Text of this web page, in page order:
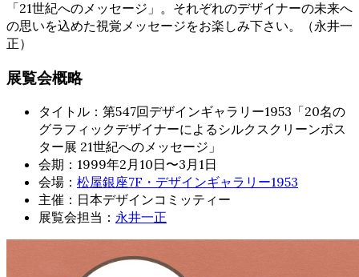
「21世紀へのメッセージ」。それぞれのデザイナーの未来へ
の思いを込めた視覚メッセージをお楽しみ下さい。（永井一
正）
展覧会概略
タイトル：第547回デザインギャラリー1953「20名の
グラフィックデザイナーによるシルクスクリーンポス
ター展 21世紀へのメッセージ」
会期：1999年2月10日〜3月1日
会場： 松屋銀座7F・デザインギャラリー1953
主催：日本デザインコミッティー
展覧会担当： 永井一正